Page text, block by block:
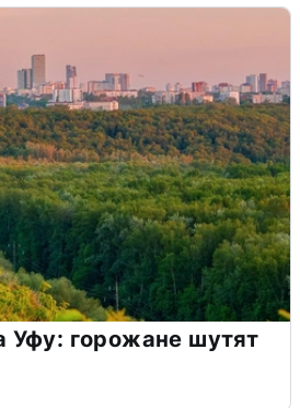
Уфу: горожане шутят